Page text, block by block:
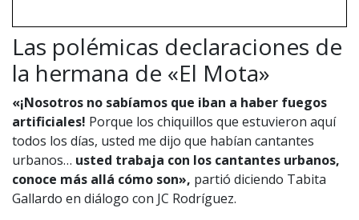
Las polémicas declaraciones de
la hermana de «El Mota»
«¡Nosotros no sabíamos que iban a haber fuegos
artificiales! Porque los chiquillos que estuvieron aquí
todos los días, usted me dijo que habían cantantes
urbanos… usted trabaja con los cantantes urbanos,
conoce más allá cómo son», partió diciendo Tabita
Gallardo en diálogo con JC Rodríguez.